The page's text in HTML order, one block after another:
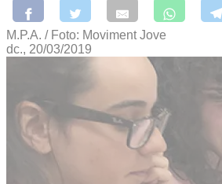
M.P.A. / Foto: Moviment Jove
dc., 20/03/2019